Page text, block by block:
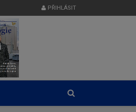
PŘIHLÁSIT